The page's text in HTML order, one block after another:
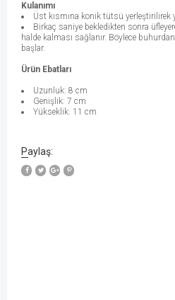
Kulanımı
Üst kısmına konik tütsü yerleştirilirek
Birkaç saniye bekledikten sonra
halde kalması sağlanır. Böylece
başlar.
Ürün Ebatları
Uzunluk: 8 cm
Genişlik: 7 cm
Yükseklik: 11 cm
Paylaş: